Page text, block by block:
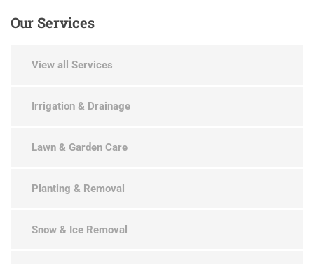
OurServices
View all Services
Irrigation & Drainage
Lawn & Garden Care
Planting & Removal
Snow & Ice Removal